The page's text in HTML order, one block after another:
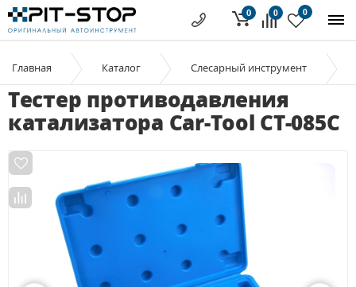
0 0
0
Главная Каталог Слесарный инструмент
Тестер противодавления
катализатора Car-Tool CT-085C